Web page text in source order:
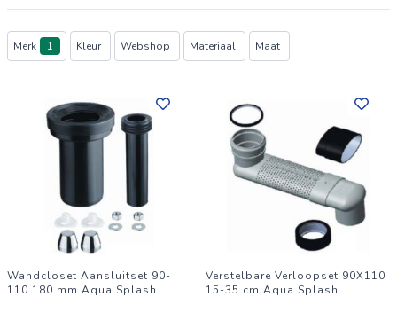
Producten
Merk 1 Kleur Webshop Materiaal Maat
Wandcloset Aansluitset 90-
110 180 mm Aqua Splash
Verstelbare Verloopset 90X110
15-35 cm Aqua Splash